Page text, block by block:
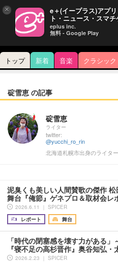
トップ 新着 音楽 クラシック
碇雪恵 の記事
碇雪恵
ライター
twitter:
@yucchi_ro_rin
北海道札幌市出身のライター
泥臭くも美しい人間賛歌の傑作
舞台『俺節』ゲネプロ＆取材会レ
2026.6.11 ｜ SPICER
レポート
舞台
「時代の閉塞感を壊す力がある
『寝不足の高杉晋作』奥谷知弘
2026.2.23 ｜ SPICER
× e＋(イープラス)アプ
ト・ニュース・スマチ
eplus inc.
無料 - Google Play